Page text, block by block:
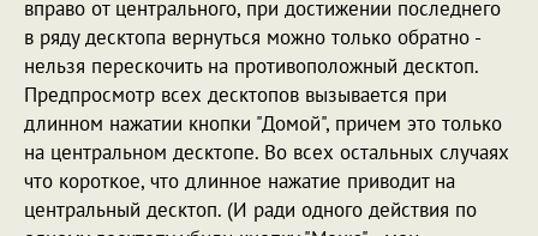
вправо от центрального, при достижении последнего
в ряду десктопа вернуться можно только обратно -
нельзя перескочить на противоположный десктоп.
Предпросмотр всех десктопов вызывается при
длинном нажатии кнопки "Домой", причем это только
на центральном десктопе. Во всех остальных случаях
что короткое, что длинное нажатие приводит на
центральный десктоп. (И ради одного действия по